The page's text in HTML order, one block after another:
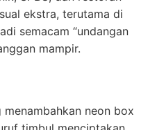
ekstra, terutama di
semacam “undangan
mampir.
neon box